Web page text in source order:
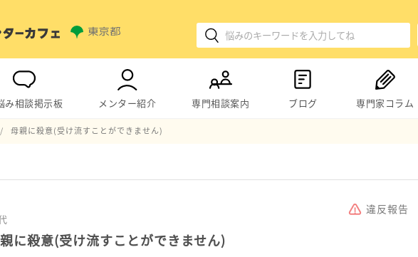
み相談掲示板 メンター紹介 専門相談案内 ブログ 専門家コラム
母親に殺意(受け流すことができません)
違反報告
に殺意(受け流すことができません)